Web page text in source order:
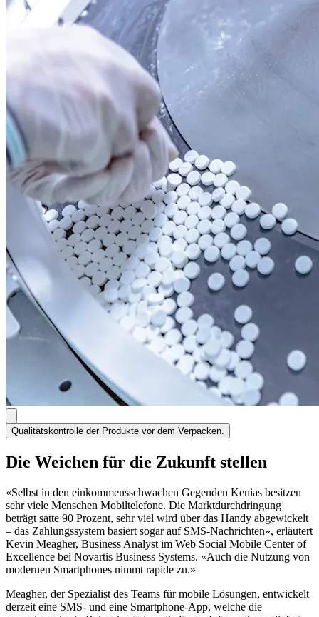
Qualitätskontrolle der Produkte vor dem Verpacken.
Die Weichen für die Zukunft stellen
«Selbst in den einkommensschwachen Gegenden Kenias besitzen
sehr viele Menschen Mobiltelefone. Die Marktdurchdringung
beträgt satte 90 Prozent, sehr viel wird über das Handy abgewickelt
– das Zahlungssystem basiert sogar auf SMS-Nachrichten», erläutert
Kevin Meagher, Business Analyst im Web Social Mobile Center of
Excellence bei Novartis Business Systems. «Auch die Nutzung von
modernen Smartphones nimmt rapide zu.»
Meagher, der Spezialist des Teams für mobile Lösungen, entwickelt
derzeit eine SMS- und eine Smartphone-App, welche die